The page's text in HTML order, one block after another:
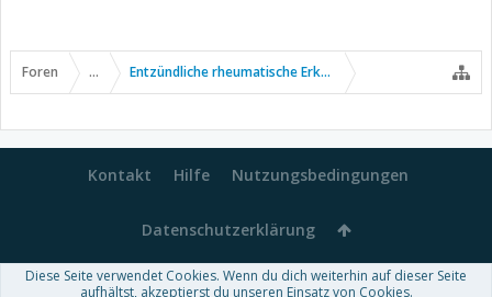
Foren ... Entzündliche rheumatische Erkrankungen
Kontakt Hilfe Nutzungsbedingungen
Datenschutzerklärung
Forum software by XenForo™-Deutsch von xenDach
Diese Seite verwendet Cookies. Wenn du dich weiterhin auf dieser Seite
aufhältst, akzeptierst du unseren Einsatz von Cookies.